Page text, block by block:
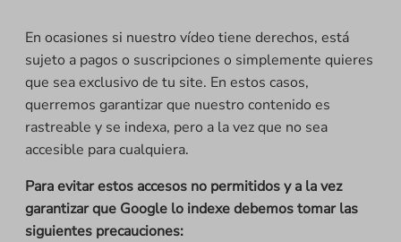
En ocasiones si nuestro vídeo tiene derechos, está
sujeto a pagos o suscripciones o simplemente quieres
que sea exclusivo de tu site. En estos casos,
querremos garantizar que nuestro contenido es
rastreable y se indexa, pero a la vez que no sea
accesible para cualquiera.
Para evitar estos accesos no permitidos y a la vez
garantizar que Google lo indexe debemos tomar las
siguientes precauciones: